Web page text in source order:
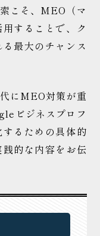
こそ、MEO（マ
することで、ク
最大のチャンス
にMEO対策が重
ビジネスプロフ
るための具体的
的な内容をお伝